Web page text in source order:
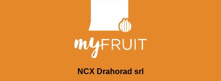
NCX Drahorad srl